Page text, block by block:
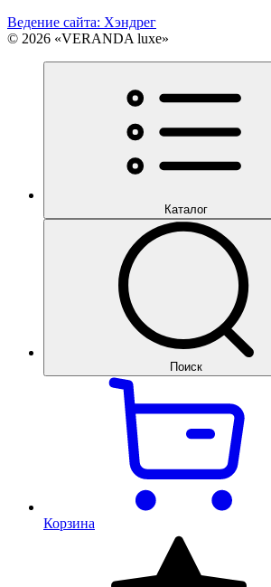
Ведение сайта: Хэндрег
© 2026 «VERANDA luxe»
Каталог
Поиск
Корзина